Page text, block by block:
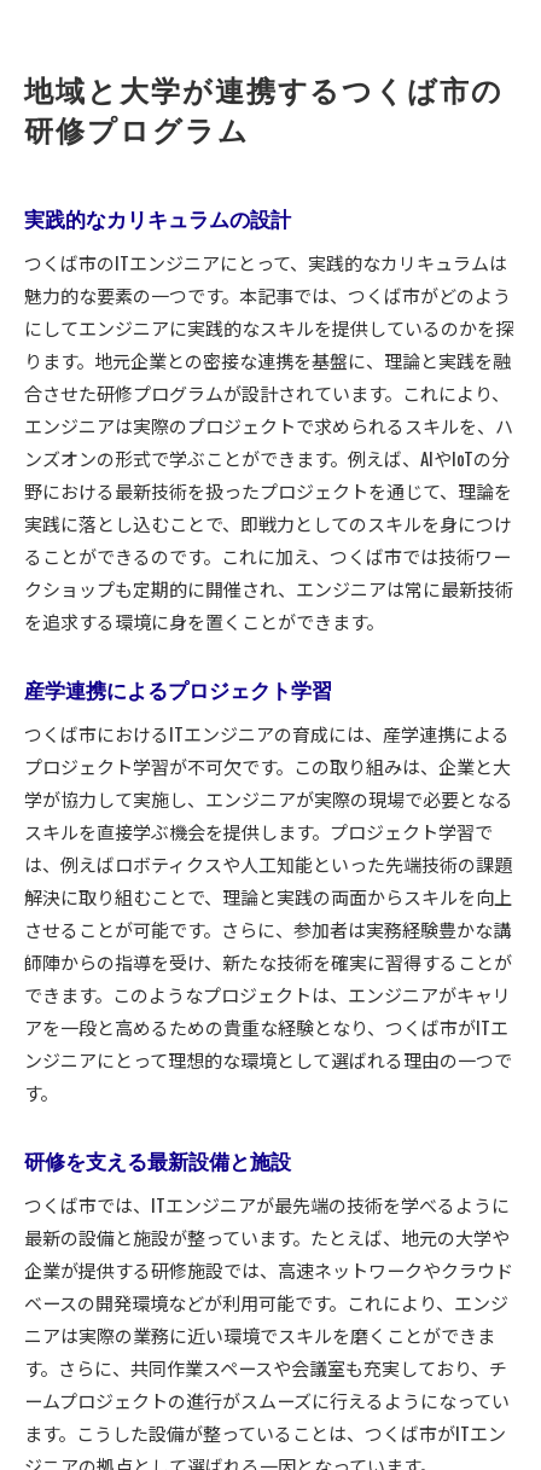
地域と大学が連携するつくば市の
研修プログラム
実践的なカリキュラムの設計
つくば市のITエンジニアにとって、実践的なカリキュラムは
魅力的な要素の一つです。本記事では、つくば市がどのよう
にしてエンジニアに実践的なスキルを提供しているのかを探
ります。地元企業との密接な連携を基盤に、理論と実践を融
合させた研修プログラムが設計されています。これにより、
エンジニアは実際のプロジェクトで求められるスキルを、ハ
ンズオンの形式で学ぶことができます。例えば、AIやIoTの分
野における最新技術を扱ったプロジェクトを通じて、理論を
実践に落とし込むことで、即戦力としてのスキルを身につけ
ることができるのです。これに加え、つくば市では技術ワー
クショップも定期的に開催され、エンジニアは常に最新技術
を追求する環境に身を置くことができます。
産学連携によるプロジェクト学習
つくば市におけるITエンジニアの育成には、産学連携による
プロジェクト学習が不可欠です。この取り組みは、企業と大
学が協力して実施し、エンジニアが実際の現場で必要となる
スキルを直接学ぶ機会を提供します。プロジェクト学習で
は、例えばロボティクスや人工知能といった先端技術の課題
解決に取り組むことで、理論と実践の両面からスキルを向上
させることが可能です。さらに、参加者は実務経験豊かな講
師陣からの指導を受け、新たな技術を確実に習得することが
できます。このようなプロジェクトは、エンジニアがキャリ
アを一段と高めるための貴重な経験となり、つくば市がITエ
ンジニアにとって理想的な環境として選ばれる理由の一つで
す。
研修を支える最新設備と施設
つくば市では、ITエンジニアが最先端の技術を学べるように
最新の設備と施設が整っています。たとえば、地元の大学や
企業が提供する研修施設では、高速ネットワークやクラウド
ベースの開発環境などが利用可能です。これにより、エンジ
ニアは実際の業務に近い環境でスキルを磨くことができま
す。さらに、共同作業スペースや会議室も充実しており、チ
ームプロジェクトの進行がスムーズに行えるようになってい
ます。こうした設備が整っていることは、つくば市がITエン